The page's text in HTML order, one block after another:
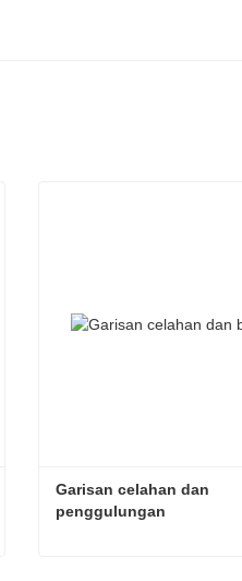
Garisan celahan dan
penggulungan